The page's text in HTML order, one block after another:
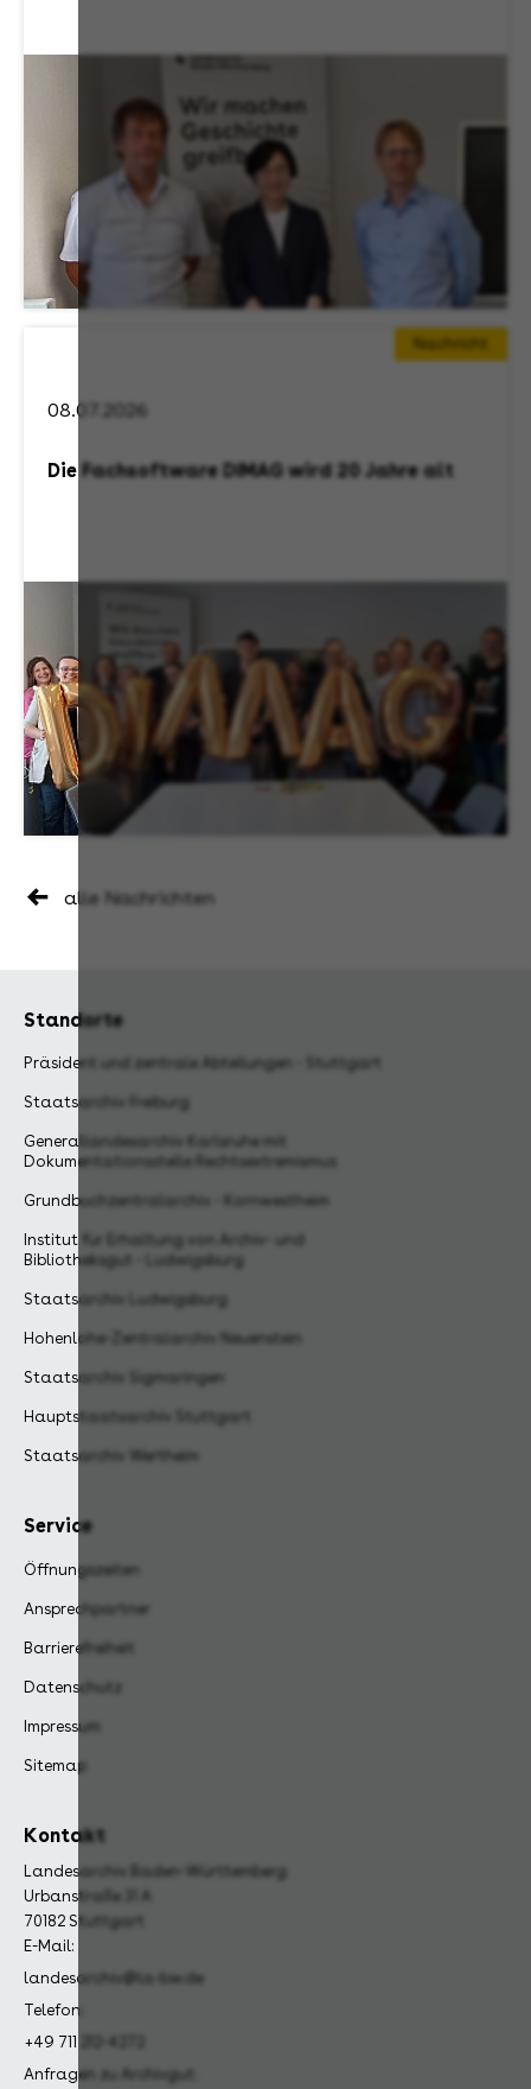
Nachricht
08.07.2026
Die Fachsoftware DIMAG wird 20 Jahre alt
alle Nachrichten
Standorte
Präsident und zentrale Abteilungen - Stuttgart
Staatsarchiv Freiburg
Generallandesarchiv Karlsruhe mit
Dokumentationsstelle Rechtsextremismus
Grundbuchzentralarchiv - Kornwestheim
Institut für Erhaltung von Archiv- und
Bibliotheksgut - Ludwigsburg
Staatsarchiv Ludwigsburg
Hohenlohe-Zentralarchiv Neuenstein
Staatsarchiv Sigmaringen
Hauptstaatsarchiv Stuttgart
Staatsarchiv Wertheim
Service
Öffnungszeiten
Ansprechpartner
Barrierefreiheit
Datenschutz
Impressum
Sitemap
Kontakt
Landesarchiv Baden-Württemberg
Urbanstraße 31 A
70182 Stuttgart
E-Mail:
landesarchiv@la-bw.de
Telefon:
+49 711 212-4272
Anfragen zu Archivgut: